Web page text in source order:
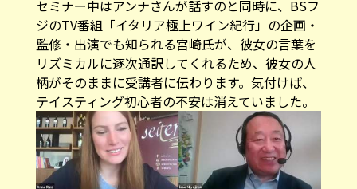
セミナー中はアンナさんが話すのと同時に、BSフ
ジのTV番組「イタリア極上ワイン紀行」の企画・
監修・出演でも知られる宮崎氏が、彼女の言葉を
リズミカルに逐次通訳してくれるため、彼女の人
柄がそのままに受講者に伝わります。気付けば、
テイスティング初心者の不安は消えていました。